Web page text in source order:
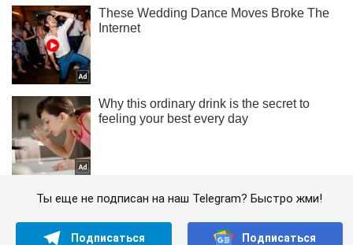
Ты еще не подписан на наш Telegram? Быстро жми!
Подписаться Подписаться